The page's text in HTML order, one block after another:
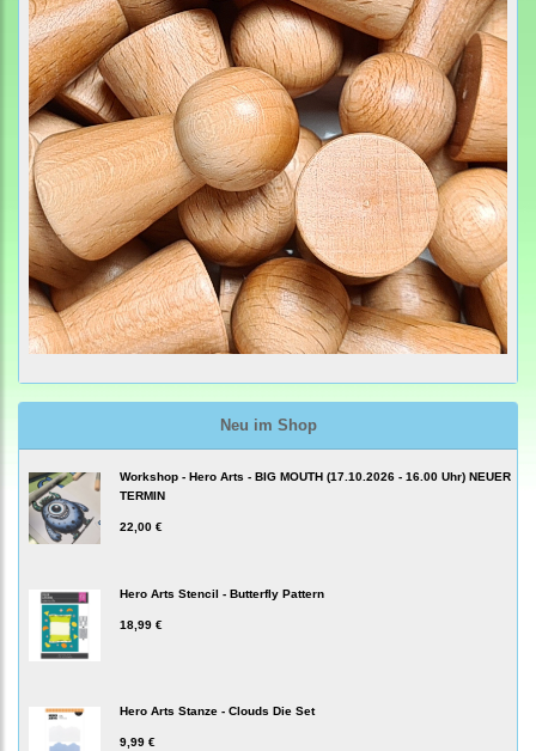
Neu im Shop
Workshop - Hero Arts - BIG MOUTH (17.10.2026 - 16.00 Uhr) NEUER
TERMIN
22,00 €
Hero Arts Stencil - Butterfly Pattern
18,99 €
Hero Arts Stanze - Clouds Die Set
9,99 €